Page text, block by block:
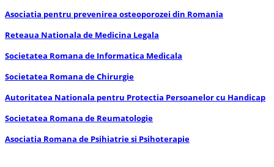
Asociatia pentru prevenirea osteoporozei din Romania
Reteaua Nationala de Medicina Legala
Societatea Romana de Informatica Medicala
Societatea Romana de Chirurgie
Autoritatea Nationala pentru Protectia Persoanelor cu Handicap
Societatea Romana de Reumatologie
Asociatia Romana de Psihiatrie si Psihoterapie